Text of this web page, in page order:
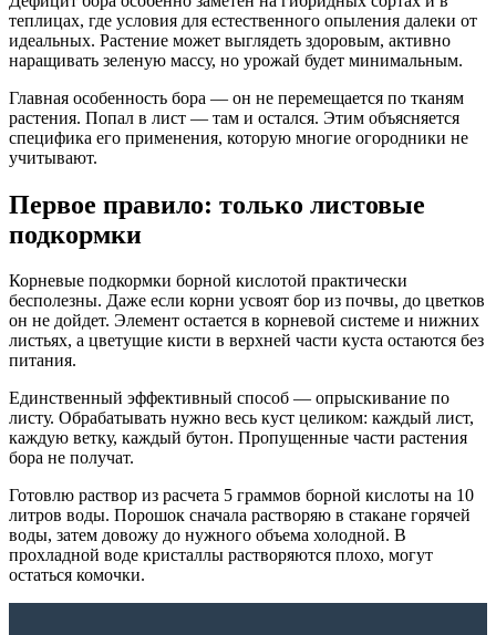
теплицах, где условия для естественного опыления далеки от
идеальных. Растение может выглядеть здоровым, активно
наращивать зеленую массу, но урожай будет минимальным.
Главная особенность бора — он не перемещается по тканям
растения. Попал в лист — там и остался. Этим объясняется
специфика его применения, которую многие огородники не
учитывают.
Первое правило: только листовые
подкормки
Корневые подкормки борной кислотой практически
бесполезны. Даже если корни усвоят бор из почвы, до цветков
он не дойдет. Элемент остается в корневой системе и нижних
листьях, а цветущие кисти в верхней части куста остаются без
питания.
Единственный эффективный способ — опрыскивание по
листу. Обрабатывать нужно весь куст целиком: каждый лист,
каждую ветку, каждый бутон. Пропущенные части растения
бора не получат.
Готовлю раствор из расчета 5 граммов борной кислоты на 10
литров воды. Порошок сначала растворяю в стакане горячей
воды, затем довожу до нужного объема холодной. В
прохладной воде кристаллы растворяются плохо, могут
остаться комочки.